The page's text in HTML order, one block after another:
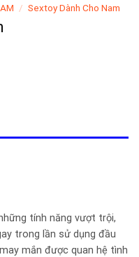
/ Sextoy Dành Cho Nam
tính năng vượt trội,
trong lần sử dụng đầu
mắn được quan hệ tình